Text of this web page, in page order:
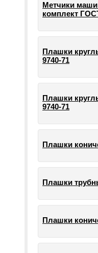
Метчики
комплект
Плашки
9740-71
Плашки
9740-71
Плашки
Плашки
Плашки